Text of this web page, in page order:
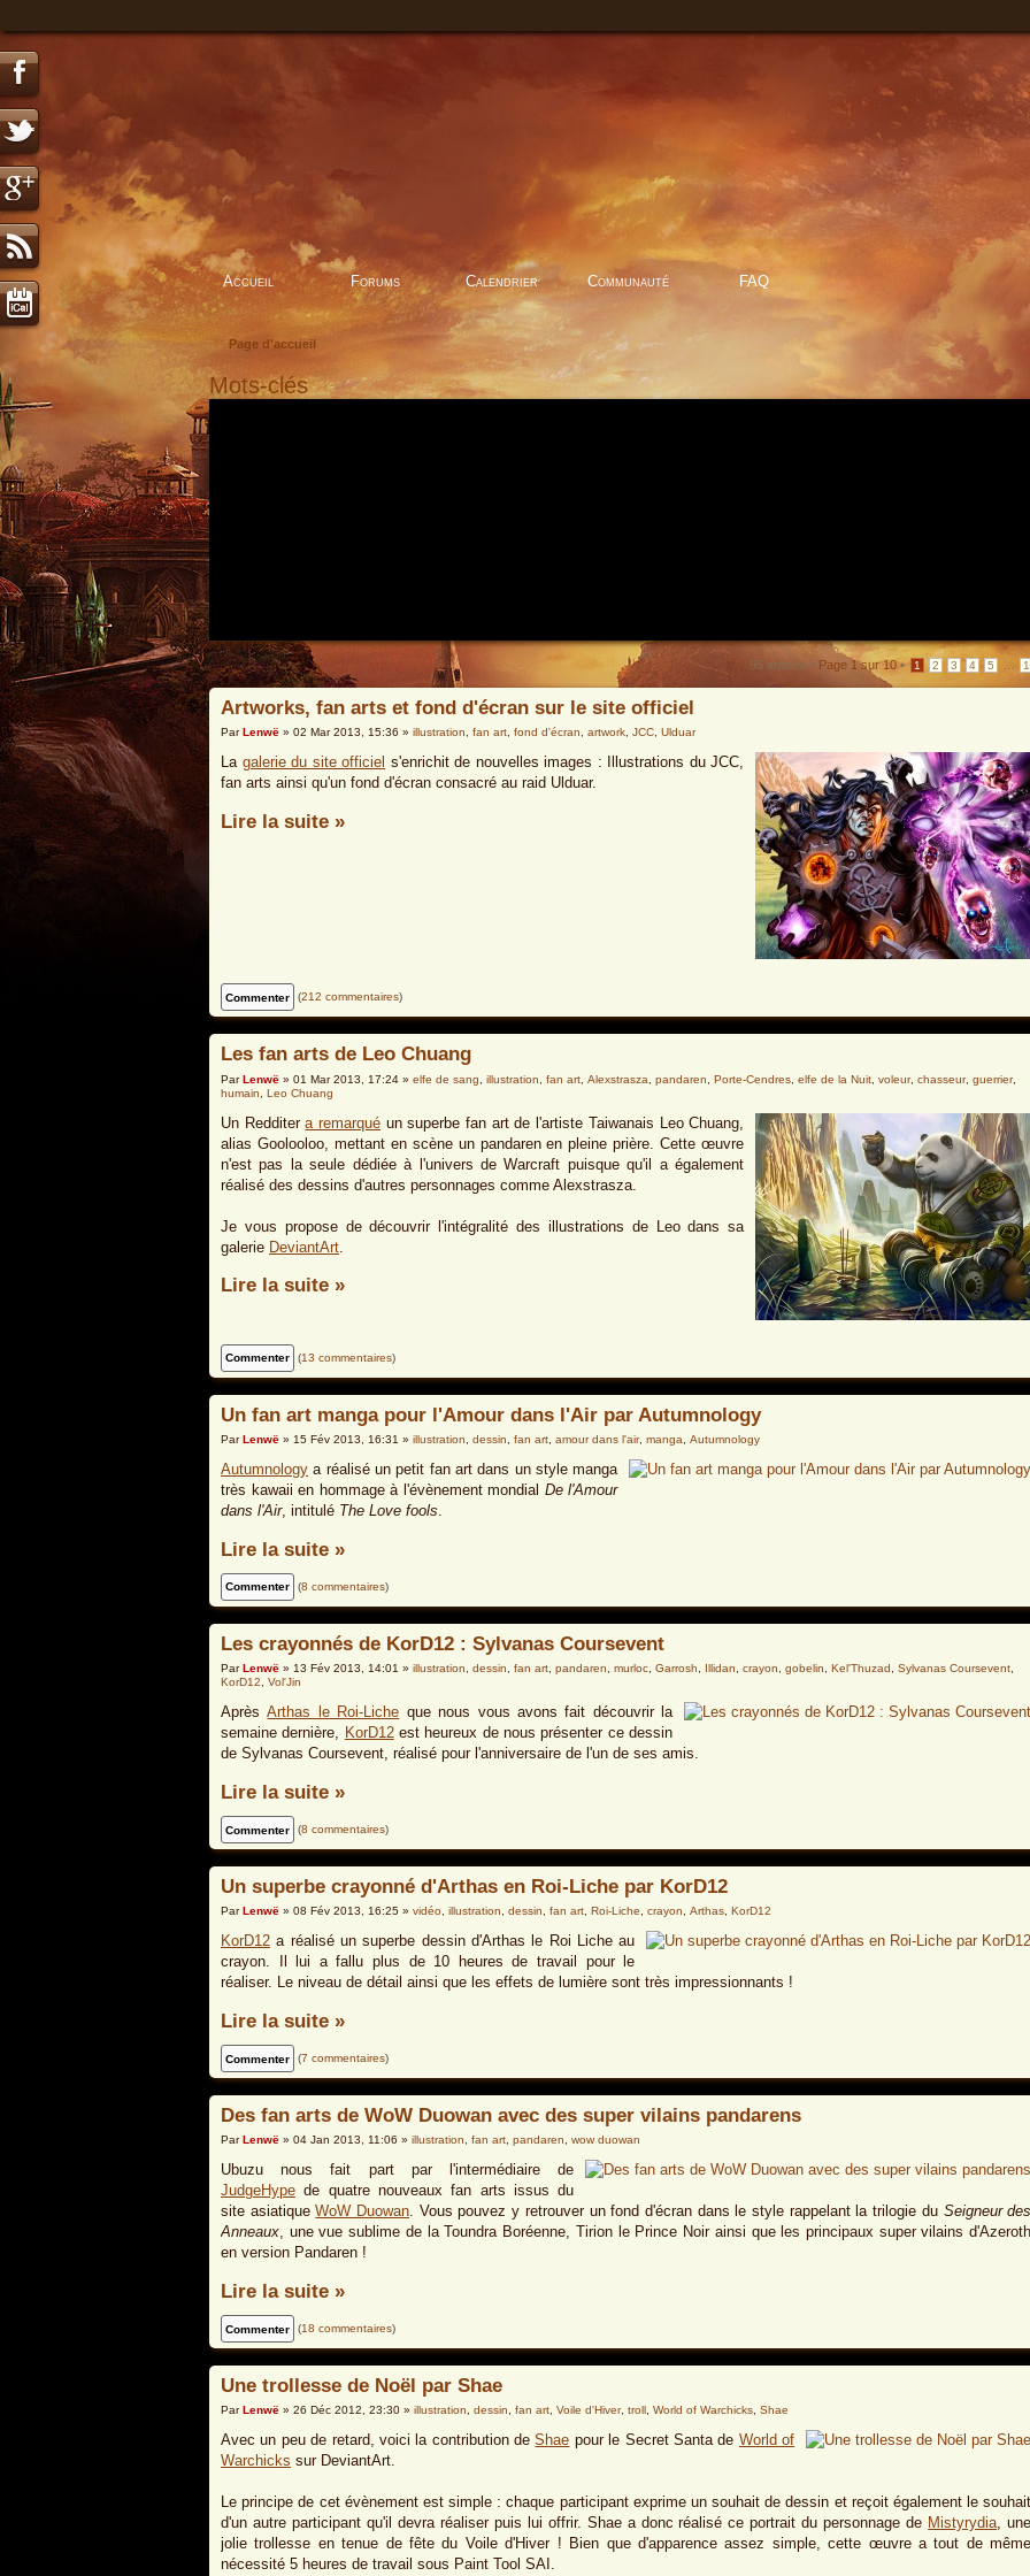
Accueil Forums Calendrier Communauté FAQ
Page d'accueil
Mots-clés
95 articles • Page 1sur10• 1 2 3 4 5
Artworks, fan arts et fond d'écran sur le site officiel
ParLenwë » 02 Mar 2013, 15:36 » illustration fan art fond d'écran artwork JCC Ulduar
La galerie du site officiel s'enrichit de nouvelles images : Illustrations du JCC,
fan arts ainsi qu'un fond d'écran consacré au raid Ulduar.
Lire la suite »
(212 commentaires)
Les fan arts de Leo Chuang
ParLenwë » 01 Mar 2013, 17:24 » elfe de sang illustration fan art Alexstrasza pandaren Porte-Cendres elfe de la Nuit voleur, chasseur, guerrier,
humain
Leo Chuang
Un Redditera remarqué un superbe fan art de l'artiste Taiwanais Leo Chuang,
alias Goolooloo, mettant en scène un pandaren en pleine prière. Cette œuvre
n'est pas la seule dédiée à l'univers de Warcraft puisque qu'il a également
réalisé des dessins d'autres personnages comme Alexstrasza.
Je vous propose de découvrir l'intégralité des illustrations de Leo dans sa
galerie DeviantArt
Lire la suite »
(13 commentaires)
Un fan art manga pour l'Amour dans l'Air par Autumnology
ParLenwë » 15 Fév 2013, 16:31 » illustration dessin fan art amour dans l'air, manga Autumnology
Autumnology a réalisé un petit fan art dans un style manga
très kawaii en hommage à l'évènement mondial De l'Amour
dans l'Air, intitulé The Love fools.
Lire la suite »
(8 commentaires)
Les crayonnés de KorD12 : Sylvanas Coursevent
ParLenwë » 13 Fév 2013, 14:01 » illustration dessin fan art pandaren murloc Garrosh Illidan crayon gobelin Kel'Thuzad Sylvanas Coursevent
KorD12
Vol'Jin
AprèsArthas le Roi-Liche que nous vous avons fait découvrir la
semaine dernière, KorD12est heureux de nous présenter ce dessin
de Sylvanas Coursevent, réalisé pour l'anniversaire de l'un de ses amis.
Lire la suite »
(8 commentaires)
Un superbe crayonné d'Arthas en Roi-Liche par KorD12
ParLenwë » 08 Fév 2013, 16:25 » vidéo illustration dessin fan art Roi-Liche crayon Arthas KorD12
KorD12 a réalisé un superbe dessin d'Arthas le Roi Liche au
crayon. Il lui a fallu plus de 10 heures de travail pour le
réaliser. Le niveau de détail ainsi que les effets de lumière sont très impressionnants !
Lire la suite »
(7 commentaires)
Des fan arts de WoW Duowan avec des super vilains pandarens
ParLenwë » 04 Jan 2013, 11:06 » illustration fan art pandaren wow duowan
Ubuzu nous fait part par l'intermédiaire de
JudgeHype de quatre nouveaux fan arts issus du
site asiatiqueWoW Duowan. Vous pouvez y retrouver un fond d'écran dans le style rappelant la trilogie du Seigneur des
Anneaux, une vue sublime de la Toundra Boréenne, Tirion le Prince Noir ainsi que les principaux super vilains d'Azeroth
en version Pandaren !
Lire la suite »
(18 commentaires)
Une trollesse de Noël par Shae
ParLenwë » 26 Déc 2012, 23:30 » illustration dessin fan art Voile d'Hiver, troll World of Warchicks Shae
Avec un peu de retard, voici la contribution deShae pour le Secret Santa de World of
Warchicks sur DeviantArt.
Le principe de cet évènement est simple : chaque participant exprime un souhait de dessin et reçoit également le souhait
d'un autre participant qu'il devra réaliser puis lui offrir. Shae a donc réalisé ce portrait du personnage de Mistyrydia, une
jolie trollesse en tenue de fête du Voile d'Hiver ! Bien que d'apparence assez simple, cette œuvre a tout de même
nécessité 5 heures de travail sous Paint Tool SAI.